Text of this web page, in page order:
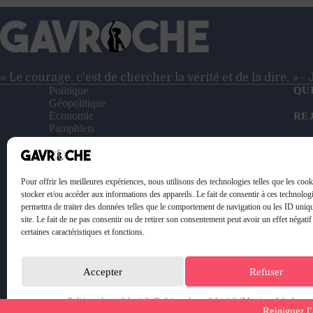
Pour offrir les meilleures expériences, nous utilisons des technologies telles que les
stocker et/ou accéder aux informations des appareils. Le fait de consentir à ces
permettra de traiter des données telles que le comportement de navigation ou les ID
site. Le fait de ne pas consentir ou de retirer son consentement peut avoir un effet
certaines caractéristiques et fonctions.
Accepter Refuser
Politique de confidentialitéPolitique de confidentialitéMentions Légales
« Le courage, c'est de chercher la vérité et de la dire. » -
Politique
Géopolitique
Economie
Pamphlets
Entretiens
Reportages
Le Petit Gavroche